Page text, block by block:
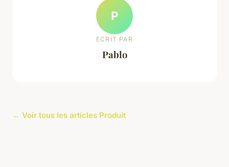
P
ECRIT PAR
Pablo
← Voir tous les articles Produit